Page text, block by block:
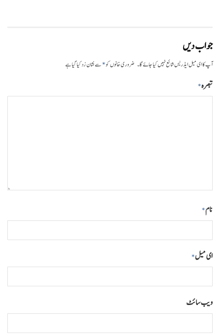
جواب دیں
آپ کا ای میل ایڈریس شائع نہیں کیا جائے گا۔ ضروری خانوں کو*سے نشان زد کیا گیا ہے
تبصرہ*
نام*
ای میل*
ویب‌ سائٹ